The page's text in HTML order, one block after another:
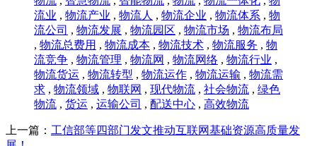
流业 , 物流产业 , 物流人 , 物流企业 , 物流体系 , 物
流公司 , 物流发展 , 物流园区 , 物流市场 , 物流布局
, 物流总费用 , 物流成本 , 物流技术 , 物流服务 , 物
流竞争 , 物流管理 , 物流网 , 物流网络 , 物流行业 ,
物流货运 , 物流转型 , 物流运作 , 物流运输 , 物流需
求 , 物流领域 , 物联网 , 现代物流 , 社会物流 , 绿色
物流 , 货运 , 运输公司 , 配送中心 , 高效物流
上一篇： 工信部等四部门发文推动互联网基础资源高质量发